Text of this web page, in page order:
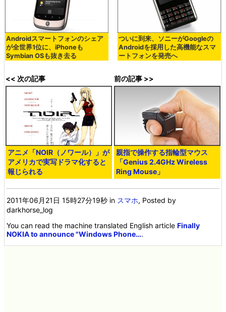
Androidスマートフォンのシェア
が全世界1位に、iPhoneも
Symbian OSも抜き去る
ついに到来、ソニーがGoogleの
Androidを採用した高機能なスマ
ートフォンを発売へ
<< 次の記事
アニメ「NOIR（ノワール）」が
アメリカで実写ドラマ化すると
報じられる
前の記事 >>
親指で操作する指輪型マウス
「Genius 2.4GHz Wireless
Ring Mouse」
2011年06月21日 15時27分19秒 in スマホ, Posted by
darkhorse_log
You can read the machine translated English articleFinally
NOKIA to announce "Windows Phone….